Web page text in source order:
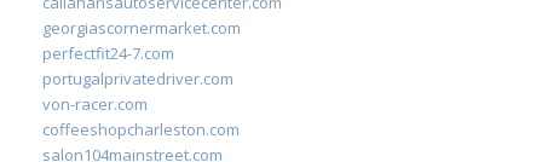
georgiascornermarket.com
perfectfit24-7.com
portugalprivatedriver.com
von-racer.com
coffeeshopcharleston.com
salon104mainstreet.com